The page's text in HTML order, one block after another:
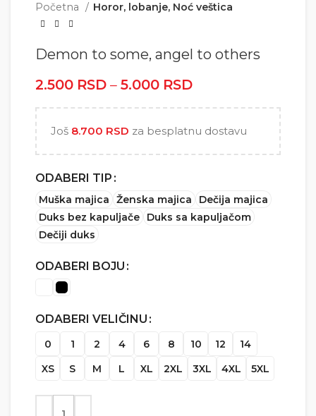
Početna Horor, lobanje, Noć veštica
Demon to some, angel to others
2.500 RSD – 5.000 RSD
Još 8.700 RSD za besplatnu dostavu
ODABERI TIP
Muška majica Ženska majica
Dečija majica
Duks bez kapuljače
Duks sa kapuljačom
Dečiji duks
ODABERI BOJU
ODABERI VELIČINU
0 1 2 4 6 8 10 12
14
XS
S M L XL 2XL 3XL 4XL 5XL